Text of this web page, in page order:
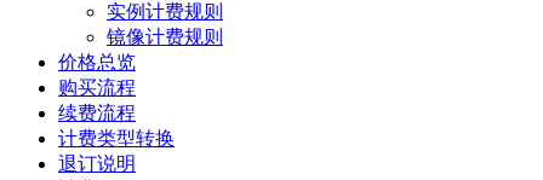
实例计费规则
镜像计费规则
价格总览
购买流程
续费流程
计费类型转换
退订说明